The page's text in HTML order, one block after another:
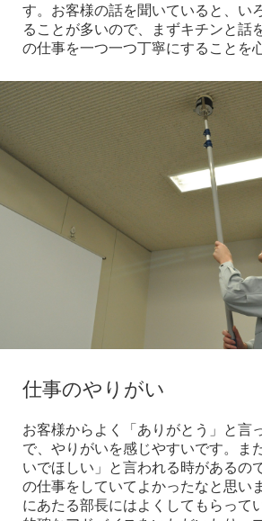
す。お客様の話を聞いていると、い
ることが多いので、まずキチンと話
の仕事を一つ一つ丁寧にすることを
仕事のやりがい
お客様からよく「ありがとう」と言
で、やりがいを感じやすいです。ま
いでほしい」と言われる時があるの
の仕事をしていてよかったなと思い
にあたる部長にはよくしてもらって